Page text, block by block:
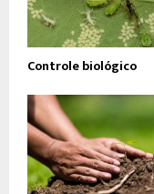
Controle biológico